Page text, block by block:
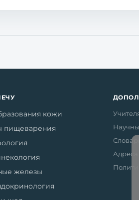
кожи
пищеварения
железы